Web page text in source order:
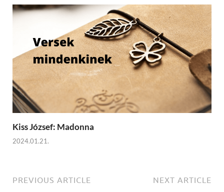
Kiss József: Madonna
2024.01.21.
PREVIOUS ARTICLE NEXT ARTICLE